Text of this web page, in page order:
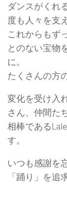
ダンスがくれ
度も人々を支
これからもず
とのない宝物
に。
たくさんの方
変化を受け入
さん、仲間た
相棒である
す。
いつも感謝を
「踊り」を追